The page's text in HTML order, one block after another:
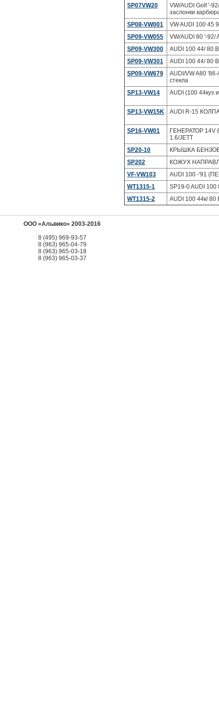
SP07VW20
VW/AUDI Golf '-
заслонки
SP08-VW001
VW AUDI 100
SP09-VW055
VW/AUDI 80 '-92/
SP09-VW300
AUDI 100 44/ 80
SP09-VW301
AUDI 100 44/ 80
SP09-VW679
AUDI/VW A80
стекла
SP13-VW14
AUDI (100
SP13-VW15K AUDI R-15
SP16-VW01
ГЕНЕРАТОР 14V
1.6/JETT
SP20-10
КРЫШКА
SP202
КОЖУХ
VF-VW103
AUDI 100 -'91
WT1315-1
SP19-0 AUDI
WT1315-2
AUDI 100 44к/
ООО «Альвико» 2003-2016
8 (495) 969-93-57
8 (963) 965-04-79
8 (963) 965-03-18
8 (963) 965-03-37